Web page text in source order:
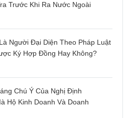
Trước Khi Ra Nước Ngoài
Người Đại Diện Theo Pháp Luật
Ký Hợp Đồng Hay Không?
Chú Ý Của Nghị Định
Hộ Kinh Doanh Và Doanh